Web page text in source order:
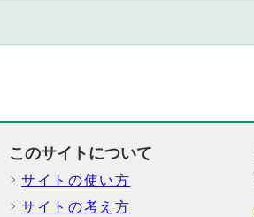
このサイトについて
サイトの使い方
サイトの考え方